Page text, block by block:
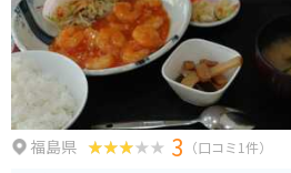
できるスポットです。ぜひ一度足を運んでみ
福島県 3 （口コミ1件）